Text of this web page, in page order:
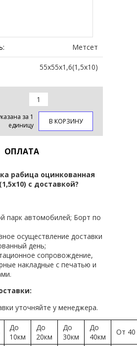
Метсет
55х55х1,6(1,5х10)
за 1
единицу
В КОРЗИНУ
ОПЛАТА
рабица оцинкованная
с доставкой?
парк автомобилей; Борт по
осуществление доставки
день;
сопровождение,
накладные с печатью и
уточняйте у менеджера.
До
10км
До
20км
До
30км
До
40км
От 40